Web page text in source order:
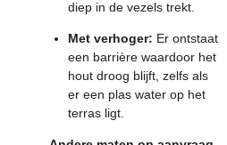
diep in de vezels trekt.
Met verhoger: Er ontstaat
een barrière waardoor het
hout droog blijft, zelfs als
er een plas water op het
terras ligt.